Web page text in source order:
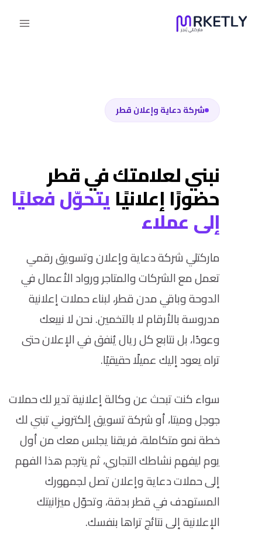
شركة دعاية وإعلان قطر
نبني لعلامتك في قطر
حضورًا إعلانيًايتحوّل فعليًا
إلى عملاء
ماركتلي شركة دعاية وإعلان وتسويق رقمي
تعمل مع الشركات والمتاجر ورواد الأعمال في
الدوحة وباقي مدن قطر، لبناء حملات إعلانية
مدروسة بالأرقام لا بالتخمين. نحن لا نبيعك
وعودًا، بل نتابع كل ريال يُنفق في الإعلان حتى
تراه يعود إليك عميلًا حقيقيًا.
سواء كنت تبحث عن وكالة إعلانية تدير لك حملات
جوجل وميتا، أو شركة تسويق إلكتروني تبني لك
خطة نمو متكاملة، فريقنا يجلس معك من أول
يوم ليفهم نشاطك التجاري، ثم يترجم هذا الفهم
إلى حملات دعاية وإعلان تصل لجمهورك
المستهدف في قطر بدقة، وتحوّل ميزانيتك
الإعلانية إلى نتائج تراها بنفسك.